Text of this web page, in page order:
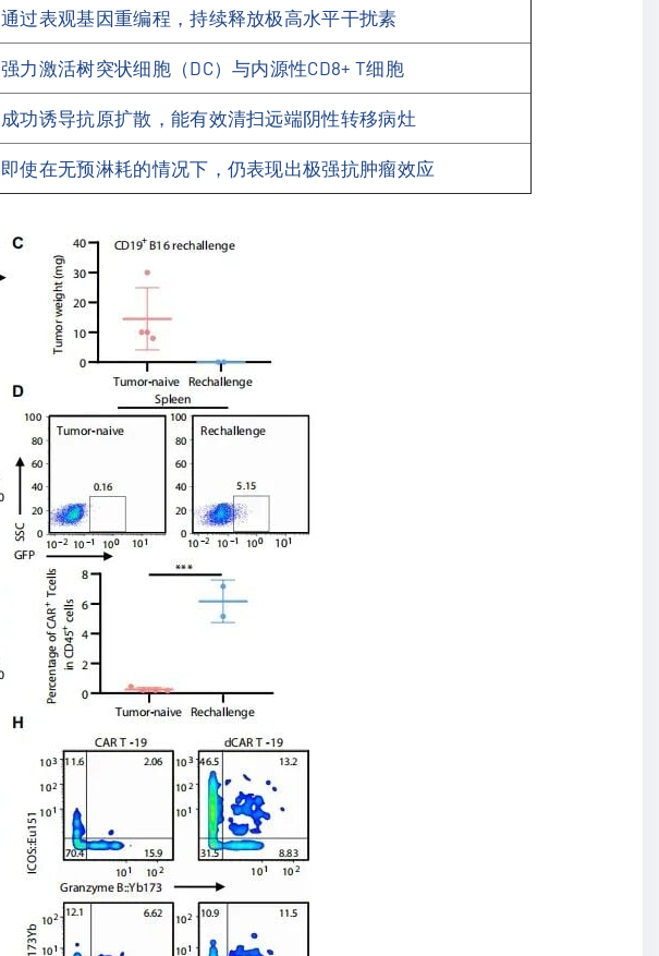
通过表观基因重编程，持续释放极高水平干扰素
强力激活树突状细胞（DC）与内源性CD8+ T细胞
成功诱导抗原扩散，能有效清扫远端阴性转移病灶
即使在无预淋耗的情况下，仍表现出极强抗肿瘤效应